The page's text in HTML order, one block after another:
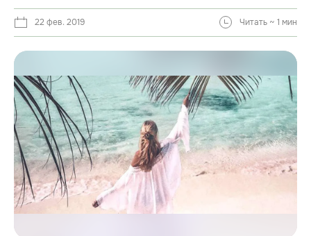
22 фев. 2019 Читать ~ 1 мин